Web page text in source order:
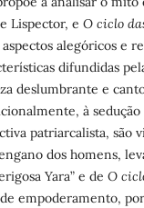
Lispector, e O ciclo
alegóricos e
difundidas
deslumbrante e
à
patriarcalista, são
dos homens,
Yara” e de O
empoderamento,